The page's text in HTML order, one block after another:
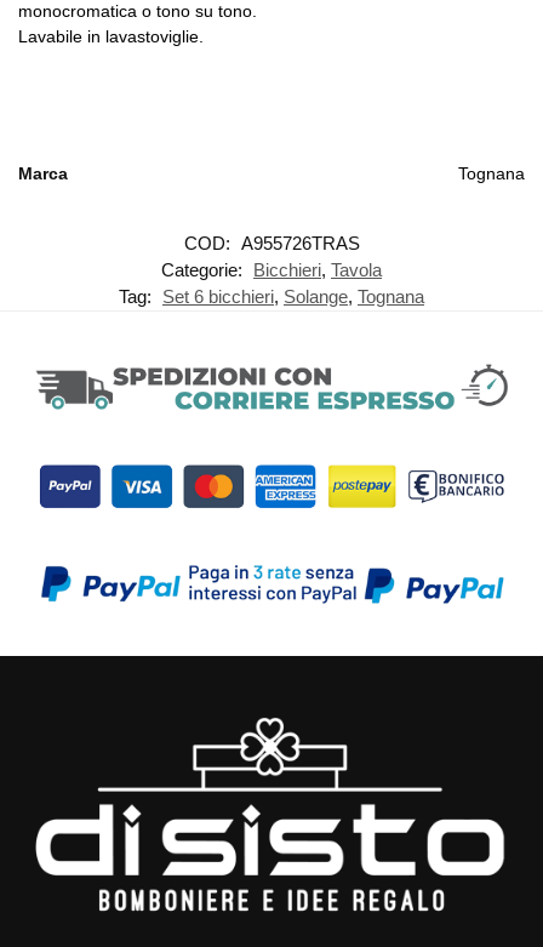
monocromatica o tono su tono.
Lavabile in lavastoviglie.
Marca Tognana
COD: A955726TRAS
Categorie:
Bicchieri, Tavola
Tag:
Set 6 bicchieri, Solange, Tognana